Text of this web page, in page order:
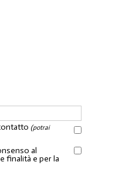
(potrai
al
finalità e per la